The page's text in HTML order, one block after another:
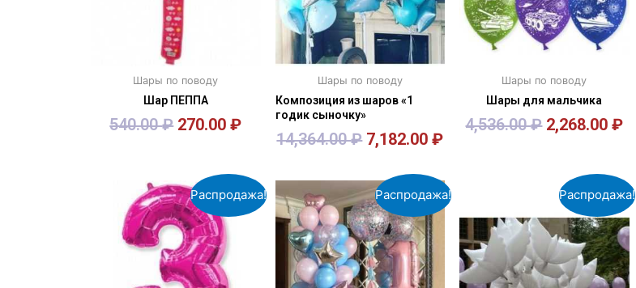
Шары по поводу
Шар ПЕППА
540.00₽ 270.00₽
Шары по поводу
Композиция из шаров «1
годик сыночку»
14,364.00₽ 7,182.00₽
Шары по поводу
Шары для мальчика
4,536.00₽ 2,268.00₽
Распродажа! Распродажа! Распродажа!